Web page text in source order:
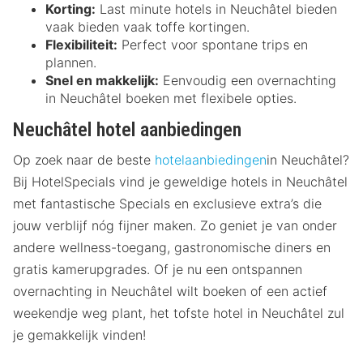
Korting: Last minute hotels in Neuchâtel bieden
vaak bieden vaak toffe kortingen.
Flexibiliteit: Perfect voor spontane trips en
plannen.
Snel en makkelijk: Eenvoudig een overnachting
in Neuchâtel boeken met flexibele opties.
Neuchâtel hotel aanbiedingen
Op zoek naar de beste hotelaanbiedingenin Neuchâtel?
Bij HotelSpecials vind je geweldige hotels in Neuchâtel
met fantastische Specials en exclusieve extra’s die
jouw verblijf nóg fijner maken. Zo geniet je van onder
andere wellness-toegang, gastronomische diners en
gratis kamerupgrades. Of je nu een ontspannen
overnachting in Neuchâtel wilt boeken of een actief
weekendje weg plant, het tofste hotel in Neuchâtel zul
je gemakkelijk vinden!